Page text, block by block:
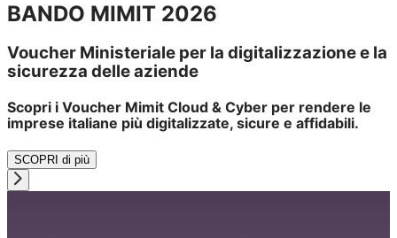
BANDO MIMIT 2026
Voucher Ministeriale per la digitalizzazione e la
sicurezza delle aziende
Scopri i Voucher Mimit Cloud & Cyber per rendere le
imprese italiane più digitalizzate, sicure e affidabili.
SCOPRI di più